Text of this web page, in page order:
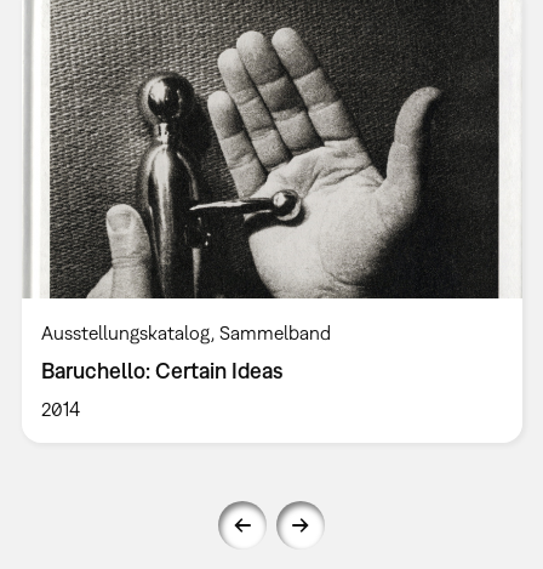
Ausstellungskatalog Sammelband
Baruchello: Certain Ideas
2014